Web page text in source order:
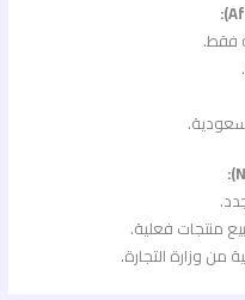
فقط.
منتجات فعلية.
وزارة التجارة.